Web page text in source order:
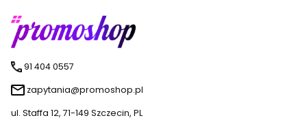
91 404 0557
zapytania@promoshop.pl
ul. Staffa 12, 71-149 Szczecin, PL